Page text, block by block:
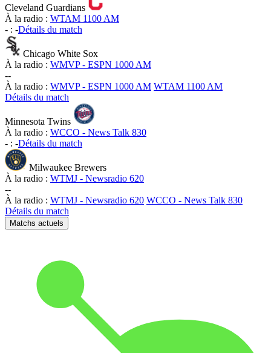
Cleveland Guardians
À la radio : WTAM 1100 AM
- : -Détails du match
Chicago White Sox
À la radio : WMVP - ESPN 1000 AM
--
À la radio : WMVP - ESPN 1000 AM WTAM 1100 AM
Détails du match
Minnesota Twins
À la radio : WCCO - News Talk 830
- : -Détails du match
Milwaukee Brewers
À la radio : WTMJ - Newsradio 620
--
À la radio : WTMJ - Newsradio 620 WCCO - News Talk 830
Détails du match
Matchs actuels